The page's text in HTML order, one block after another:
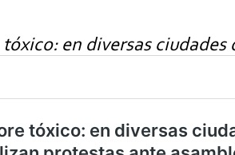
tóxico: en diversas